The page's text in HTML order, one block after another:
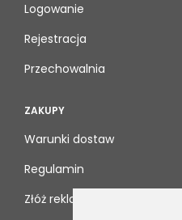
Logowanie
Rejestracja
Przechowalnia
ZAKUPY
Warunki dostaw
Regulamin
Złóż reklamację